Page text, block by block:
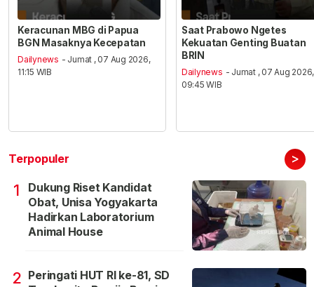
Keracunan MBG di Papua
BGN Masaknya Kecepatan
Dailynews - Jumat , 07 Aug 2026,
11:15 WIB
Saat Prabowo Ngetes
Kekuatan Genting Buatan
BRIN
Dailynews - Jumat , 07 Aug 2026,
09:45 WIB
Terpopuler >
1
Dukung Riset Kandidat
Obat, Unisa Yogyakarta
Hadirkan Laboratorium
Animal House
2 Peringati HUT RI ke-81, SD